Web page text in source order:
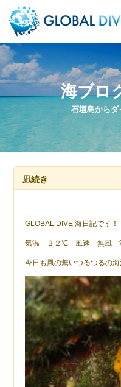
石垣島からダ
海ブロ
凪続き
GLOBAL DIVE 海日記です！
気温 ３２℃ 風速 無風
今日も風の無いつるつるの